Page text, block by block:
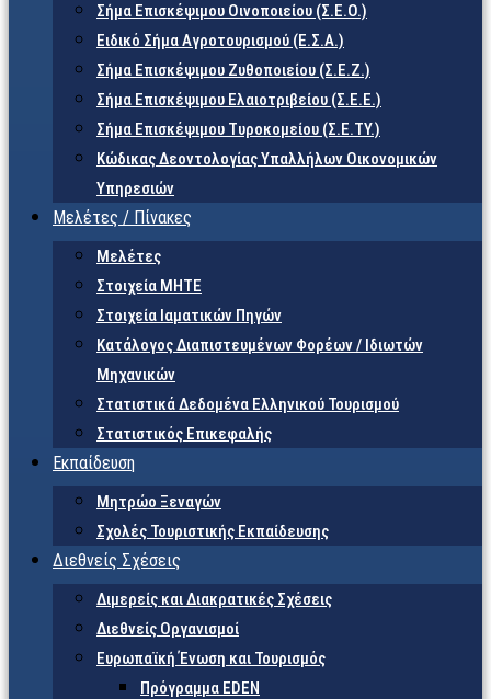
Σήμα Επισκέψιμου Οινοποιείου (Σ.Ε.Ο.)
Ειδικό Σήμα Αγροτουρισμού (Ε.Σ.Α.)
Σήμα Επισκέψιμου Ζυθοποιείου (Σ.Ε.Ζ.)
Σήμα Επισκέψιμου Ελαιοτριβείου (Σ.Ε.Ε.)
Σήμα Επισκέψιμου Τυροκομείου (Σ.Ε.TY.)
Κώδικας Δεοντολογίας Υπαλλήλων Οικονομικών
Υπηρεσιών
Μελέτες / Πίνακες
Μελέτες
Στοιχεία ΜΗΤΕ
Στοιχεία Ιαματικών Πηγών
Κατάλογος Διαπιστευμένων Φορέων / Ιδιωτών
Μηχανικών
Στατιστικά Δεδομένα Ελληνικού Τουρισμού
Στατιστικός Επικεφαλής
Εκπαίδευση
Μητρώο Ξεναγών
Σχολές Τουριστικής Εκπαίδευσης
Διεθνείς Σχέσεις
Διμερείς και Διακρατικές Σχέσεις
Διεθνείς Οργανισμοί
Ευρωπαϊκή Ένωση και Τουρισμός
Πρόγραμμα EDEN